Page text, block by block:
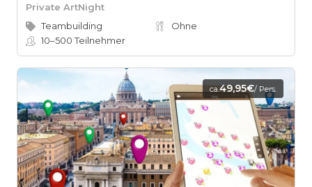
Private ArtNight
Teambuilding
Ohne
10–500Teilnehmer
ca.49,95€/ Pers.